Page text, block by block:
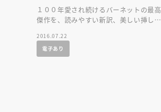
１００年愛され続けるバーネットの最高
傑作を、読みやすい新訳、美しい挿し絵
2016.07.22
電子あり